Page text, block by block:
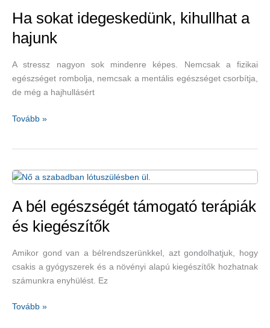
Ha sokat idegeskedünk, kihullhat a
hajunk
A stressz nagyon sok mindenre képes. Nemcsak a fizikai
egészséget rombolja, nemcsak a mentális egészséget csorbítja,
de még a hajhullásért
Ha
a
hajunk
Tovább »
A bél egészségét támogató terápiák
és kiegészítők
Amikor gond van a bélrendszerünkkel, azt gondolhatjuk, hogy
csakis a gyógyszerek és a növényi alapú kiegészítők hozhatnak
számunkra enyhülést. Ez
A
Tovább »